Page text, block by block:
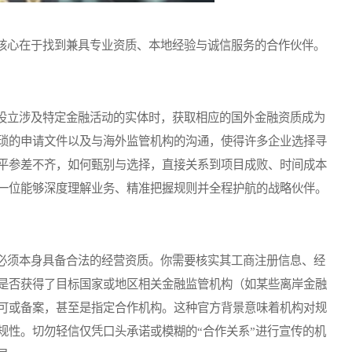
于找到兼具专业资质、本地经验与诚信服务的合作伙伴。
及特定金融活动的实体时，获取相应的国外金融资质成为
申请文件以及与海外监管机构的沟通，使得许多企业选择寻
差不齐，如何甄别与选择，直接关系到项目成败、时间成本
能够深度理解业务、精准把握规则并全程护航的战略伙伴。
身具备合法的经营资质。你需要核实其工商注册信息、经
获得了目标国家或地区相关金融监管机构（如某些离岸金融
备案，甚至是指定合作机构。这种官方背景意味着机构对规
。切勿轻信仅凭口头承诺或模糊的“合作关系”进行宣传的机